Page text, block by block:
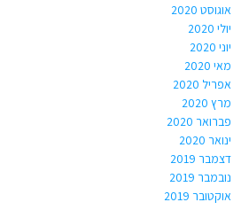
אוגוסט 2020
יולי 2020
יוני 2020
מאי 2020
אפריל 2020
מרץ 2020
פברואר 2020
ינואר 2020
דצמבר 2019
נובמבר 2019
אוקטובר 2019